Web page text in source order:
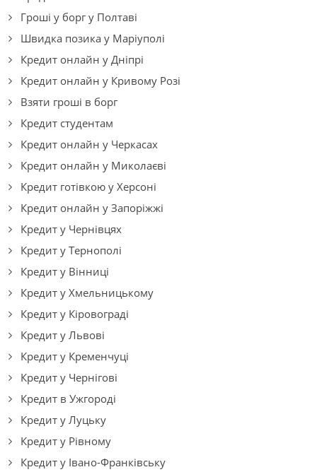
Гроші у борг у Полтаві
Швидка позика у Маріуполі
Кредит онлайн у Дніпрі
Кредит онлайн у Кривому Розі
Взяти гроші в борг
Кредит студентам
Кредит онлайн у Черкасах
Кредит онлайн у Миколаєві
Кредит готівкою у Херсоні
Кредит онлайн у Запоріжжі
Кредит у Чернівцях
Кредит у Тернополі
Кредит у Вінниці
Кредит у Хмельницькому
Кредит у Кіровограді
Кредит у Львові
Кредит у Кременчуці
Кредит у Чернігові
Кредит в Ужгороді
Кредит у Луцьку
Кредит у Рівному
Кредит у Івано-Франківську